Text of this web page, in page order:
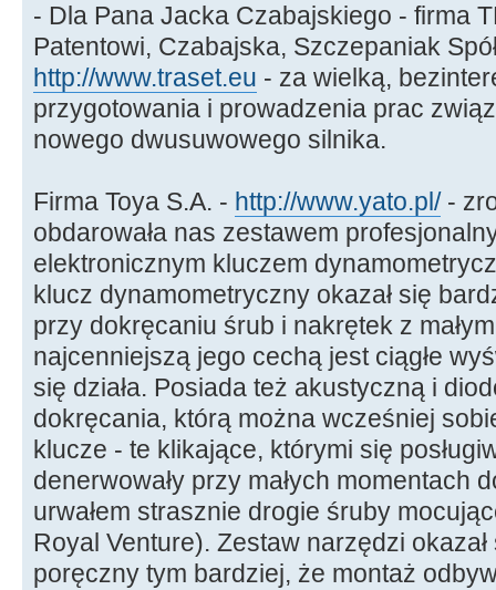
- Dla Pana Jacka Czabajskiego - firma
Patentowi, Czabajska, Szczepaniak
http://www.traset.eu - za wielką,
przygotowania i prowadzenia prac
nowego dwusuwowego silnika.
Firma Toya S.A. - http://www.yato.pl/-
obdarowała nas zestawem
elektronicznym kluczem
klucz dynamometryczny okazał się
przy dokręcaniu śrub i nakrętek z
najcenniejszą jego cechą jest ciągłe
się działa. Posiada też akustyczną i
dokręcania, którą można wcześniej
klucze - te klikające, którymi się
denerwowały przy małych momentach
urwałem strasznie drogie śruby
Royal Venture). Zestaw narzędzi
poręczny tym bardziej, że montaż